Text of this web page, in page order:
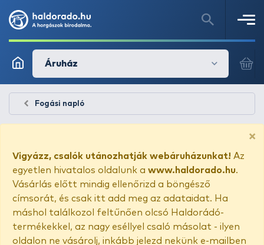
Áruház
Fogási napló
×
Vigyázz, csalók utánozhatják webáruházunkat! Az
egyetlen hivatalos oldalunk a www.haldorado.hu.
Vásárlás előtt mindig ellenőrizd a böngésző
címsorát, és csak itt add meg az adataidat. Ha
máshol találkozol feltűnően olcsó Haldorádó-
termékekkel, az nagy eséllyel csaló másolat - ilyen
oldalon ne vásárolj, inkább jelezd nekünk e-mailben